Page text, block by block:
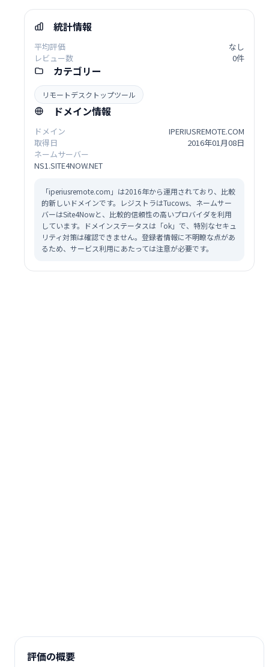
統計情報
平均評価
なし
レビュー数
0件
カテゴリー
リモートデスクトップツール
ドメイン情報
ドメイン
IPERIUSREMOTE.COM
取得日
2016年01月08日
ネームサーバー
NS1.SITE4NOW.NET
「iperiusremote.com」は2016年から運用されており、比較
的新しいドメインです。レジストラはTucows、ネームサー
バーはSite4Nowと、比較的信頼性の高いプロバイダを利用
しています。ドメインステータスは「ok」で、特別なセキュ
リティ対策は確認できません。登録者情報に不明瞭な点があ
るため、サービス利用にあたっては注意が必要です。
評価の概要